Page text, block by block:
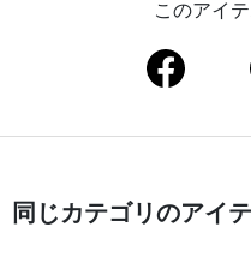
このアイ
同じカテゴリのアイ